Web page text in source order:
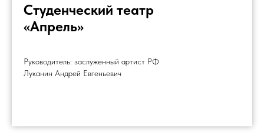
Студенческий театр
«Апрель»
Руководитель: заслуженный артист РФ
Луканин Андрей Евгеньевич